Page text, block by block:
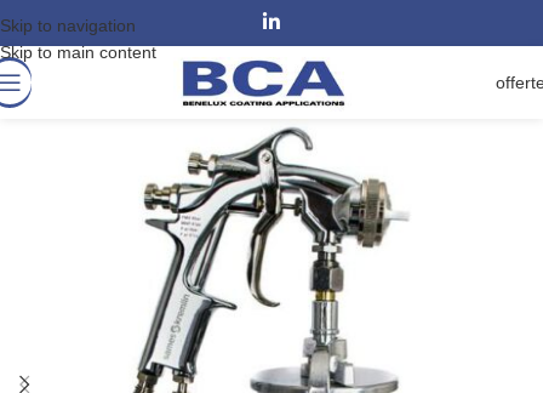
Skip to navigation
Skip to main content